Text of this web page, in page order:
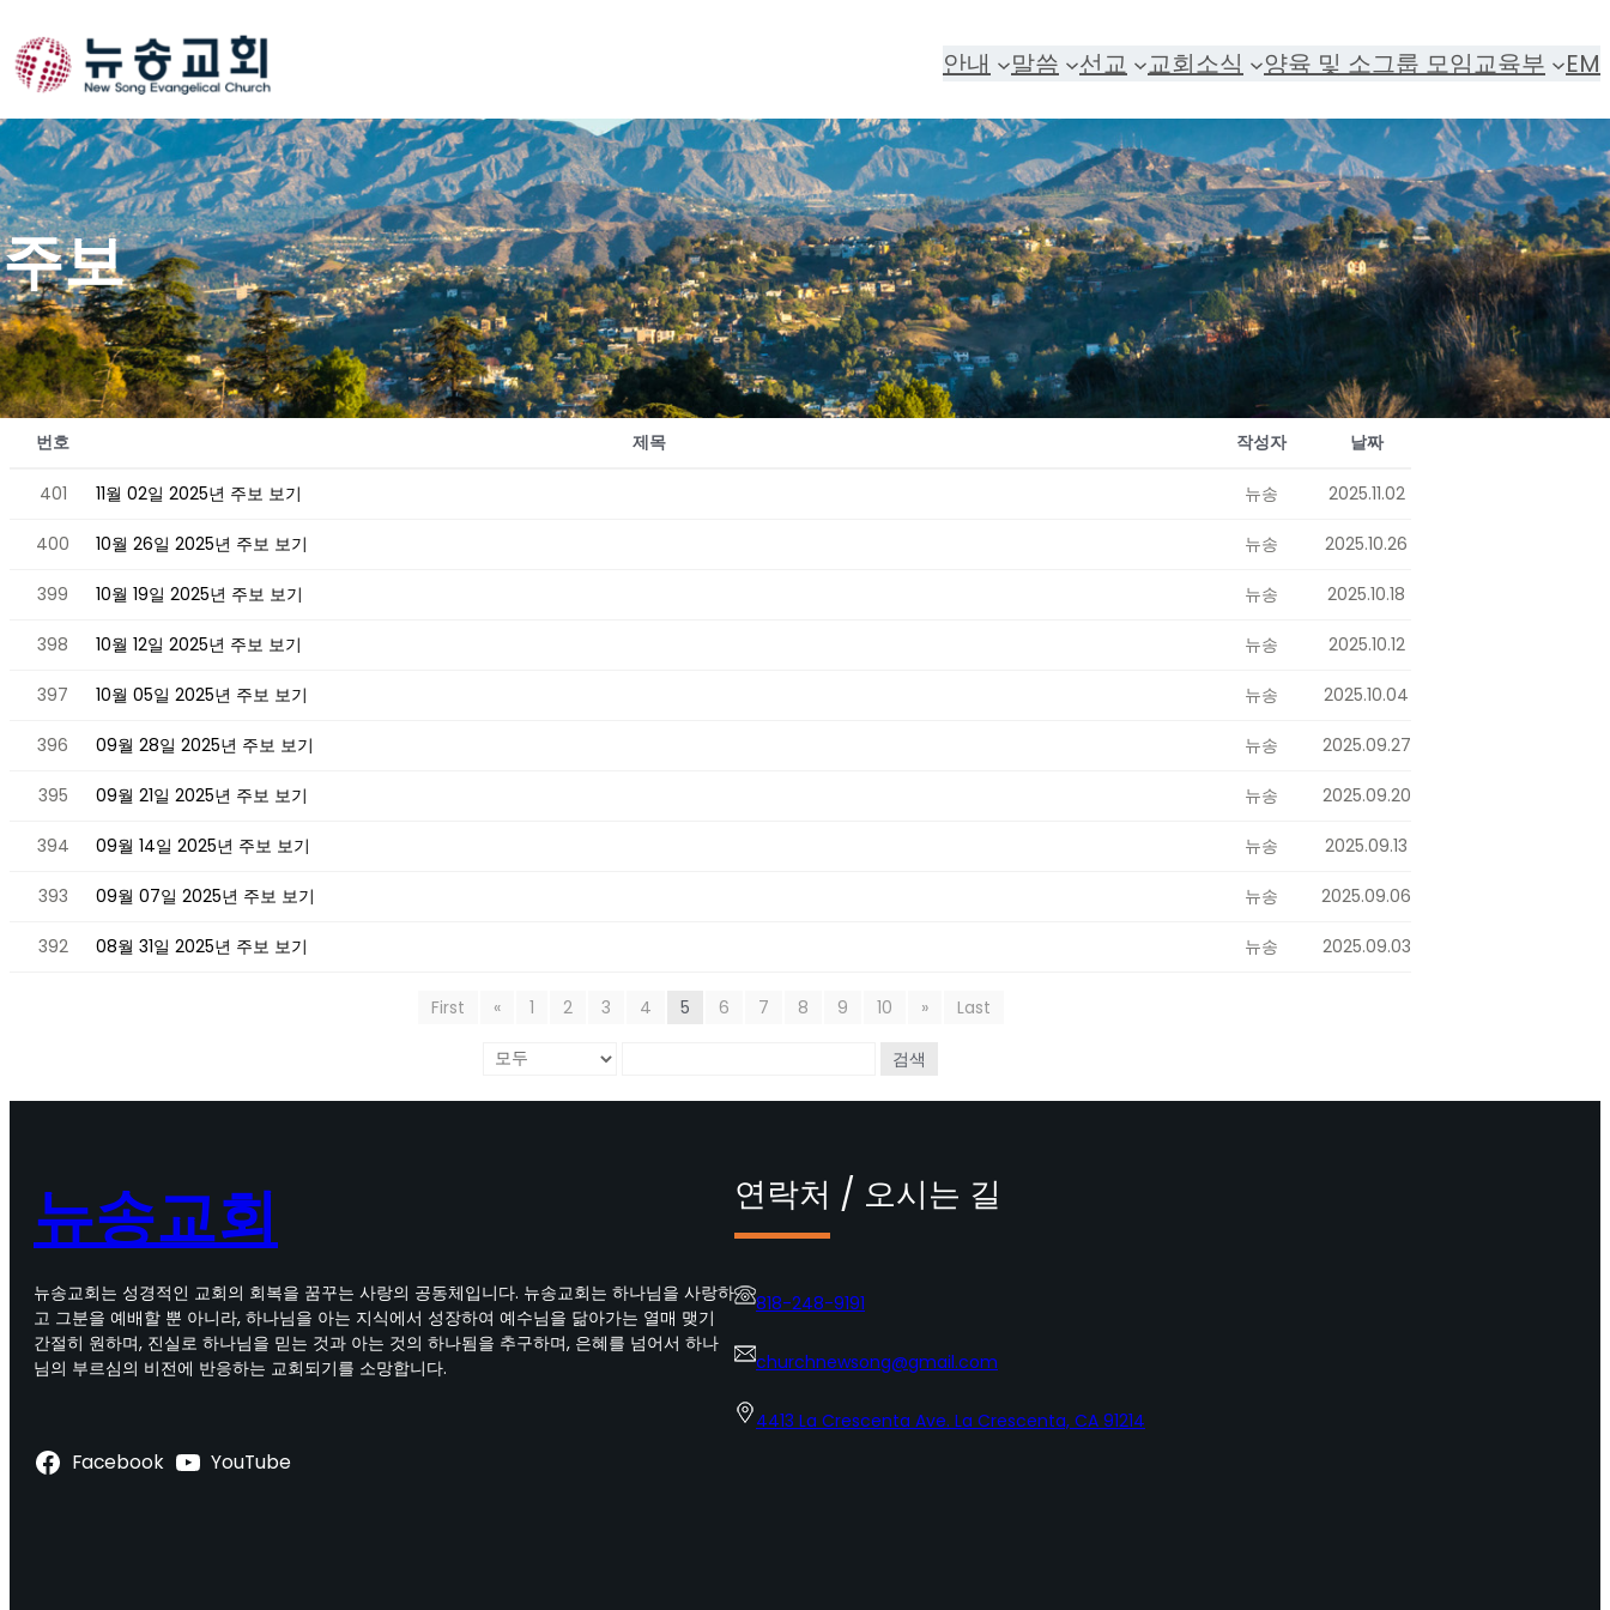
to
content
안내 말씀 선교 교회소식 양육 및 소그룹 모임교육부 EM
주보
번호 제목 작성자 날짜
401 11월 02일 2025년 주보 보기 뉴송 2025.11.02
400 10월 26일 2025년 주보 보기 뉴송 2025.10.26
399 10월 19일 2025년 주보 보기 뉴송 2025.10.18
398 10월 12일 2025년 주보 보기 뉴송 2025.10.12
397 10월 05일 2025년 주보 보기 뉴송 2025.10.04
396 09월 28일 2025년 주보 보기 뉴송 2025.09.27
395 09월 21일 2025년 주보 보기 뉴송 2025.09.20
394 09월 14일 2025년 주보 보기 뉴송 2025.09.13
393 09월 07일 2025년 주보 보기 뉴송 2025.09.06
392 08월 31일 2025년 주보 보기 뉴송 2025.09.03
First « 1 2 3 4 5 6 7 8 9 10 » Last
검색
뉴송교회
뉴송교회는 성경적인 교회의 회복을 꿈꾸는 사랑의 공동체입니다. 뉴송교회는 하나님을 사랑하
고 그분을 예배할 뿐 아니라, 하나님을 아는 지식에서 성장하여 예수님을 닮아가는 열매 맺기
간절히 원하며, 진실로 하나님을 믿는 것과 아는 것의 하나됨을 추구하며, 은혜를 넘어서 하나
님의 부르심의 비전에 반응하는 교회되기를 소망합니다.
Facebook YouTube
연락처 / 오시는 길
818-248-9191
churchnewsong@gmail.com
4413 La Crescenta Ave. La Crescenta, CA 91214